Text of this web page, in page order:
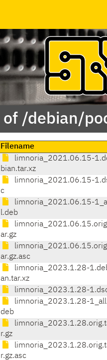
of /debian/
Filename
limnoria_2021.06.15-
bian.tar.xz
limnoria_2021.06.15-
c
limnoria_2021.06.15-
l.deb
ar.gz
ar.gz.asc
limnoria_2023.1.28-
an.tar.xz
limnoria_2023.1.28-
limnoria_2023.1.28-
deb
r.gz
r.gz.asc